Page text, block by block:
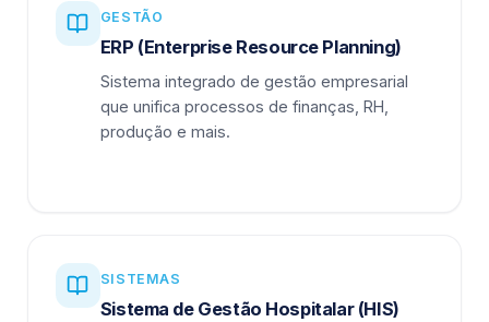
GESTÃO
ERP (Enterprise Resource Planning)
Sistema integrado de gestão empresarial
que unifica processos de finanças, RH,
produção e mais.
SISTEMAS
Sistema de Gestão Hospitalar (HIS)